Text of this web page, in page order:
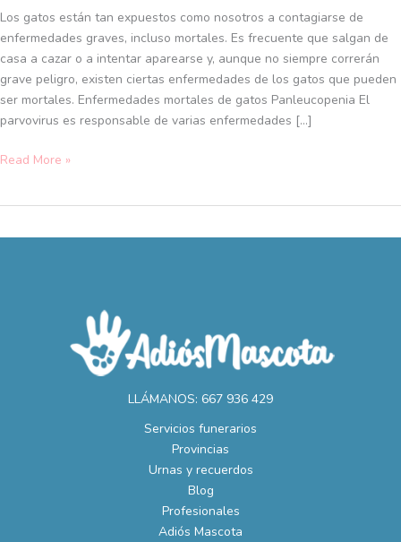
Los gatos están tan expuestos como nosotros a contagiarse de
enfermedades graves, incluso mortales. Es frecuente que salgan de
casa a cazar o a intentar aparearse y, aunque no siempre correrán
grave peligro, existen ciertas enfermedades de los gatos que pueden
ser mortales. Enfermedades mortales de gatos Panleucopenia El
parvovirus es responsable de varias enfermedades […]
deberías
conocer
Read More »
LLÁMANOS: 667 936 429
Servicios funerarios
Provincias
Urnas y recuerdos
Blog
Profesionales
Adiós Mascota